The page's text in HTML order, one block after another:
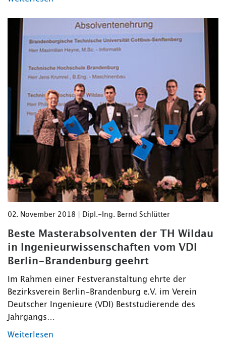
02. November 2018 | Dipl.-Ing. Bernd Schlütter
Beste Masterabsolventen der TH Wildau
in Ingenieurwissenschaften vom VDI
Berlin-Brandenburg geehrt
Im Rahmen einer Festveranstaltung ehrte der
Bezirksverein Berlin-Brandenburg e.V. im Verein
Deutscher Ingenieure (VDI) Beststudierende des
Jahrgangs…
Weiterlesen